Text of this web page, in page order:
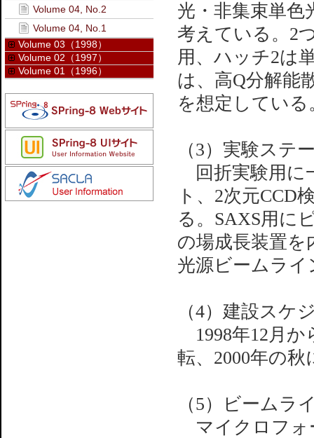
光・非集束単色
考えている。2
用、ハッチ2は
は、高Q分解能
を想定している
（3）実験ステ
回折実験用に
ト、2次元CCD
る。SAXS用に
の場成長装置を
光源ビームラ
（4）建設スケ
1998年12月か
転、2000年の
（5）ビームラ
マイクロフォ
Volume 04, No.2
Volume 04, No.1
Volume 03（1998）
Volume 02（1997）
Volume 01（1996）